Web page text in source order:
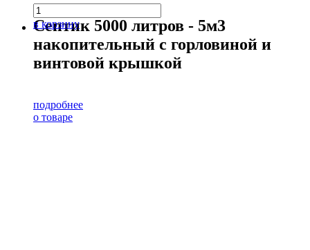
в корзину
Септик 5000 литров - 5м3
накопительный с горловиной и
винтовой крышкой
подробнее
о товаре